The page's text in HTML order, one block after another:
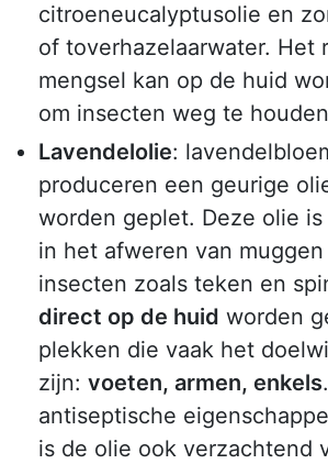
citroeneucalyptusolie en
of toverhazelaarwater. Het
mengsel kan op de huid
om insecten weg te
Lavendelolie:
produceren een geurige
worden geplet. Deze olie
in het afweren van
insecten zoals teken en
direct op de huid worden
plekken die vaak het
zijn: voeten, armen, enkels
antiseptische
is de olie ook verzachtend